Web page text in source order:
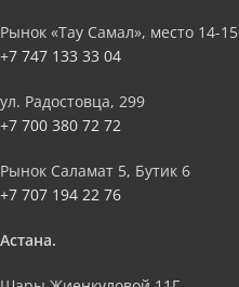
Рынок «Тау Самал», место 14-15
+7 747 133 33 04
ул. Радостовца, 299
+7 700 380 72 72
Рынок Саламат 5, Бутик 6
+7 707 194 22 76
Астана.